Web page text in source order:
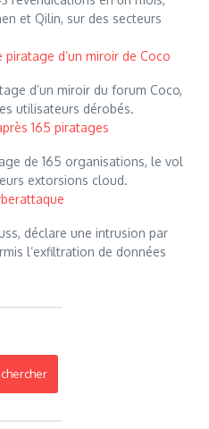
et Qilin, sur des secteurs
d’un miroir de Coco
d’un miroir du forum Coco,
utilisateurs dérobés.
165 piratages
de 165 organisations, le vol
extorsions cloud.
déclare une intrusion par
l’exfiltration de données